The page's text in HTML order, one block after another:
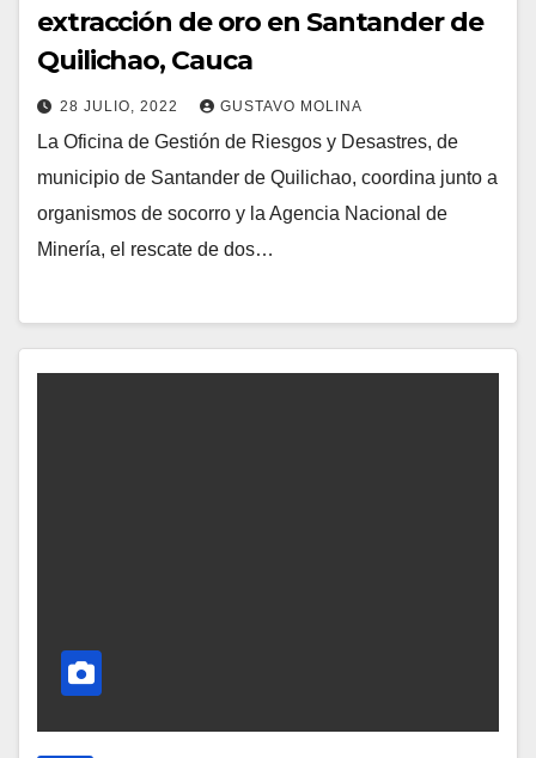
extracción de oro en Santander de
Quilichao, Cauca
28 JULIO, 2022 GUSTAVO MOLINA
La Oficina de Gestión de Riesgos y Desastres, de
municipio de Santander de Quilichao, coordina junto a
organismos de socorro y la Agencia Nacional de
Minería, el rescate de dos…